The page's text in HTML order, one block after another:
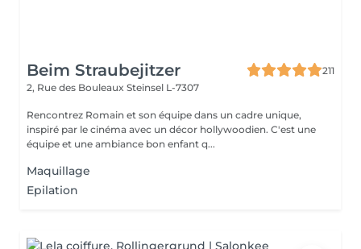
Beim Straubejitzer
211
2, Rue des Bouleaux Steinsel L-7307
Rencontrez Romain et son équipe dans un cadre unique,
inspiré par le cinéma avec un décor hollywoodien. C'est une
équipe et une ambiance bon enfant q...
Maquillage
Epilation